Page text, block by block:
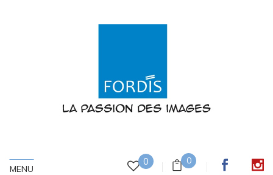
0 0
MENU